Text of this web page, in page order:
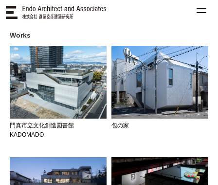
Works
門真市立文化創造図書館
KADOMADO
包の家